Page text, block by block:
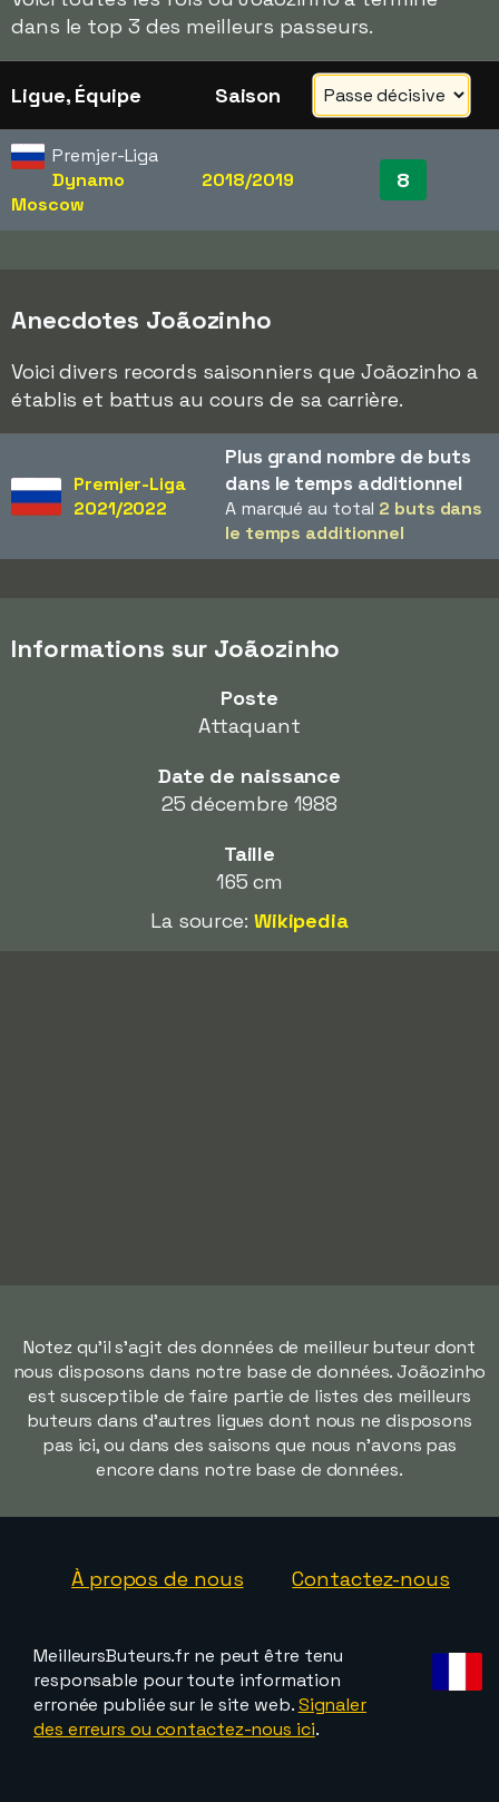
dans le top 3 des meilleurs passeurs.
Ligue, Équipe Saison
Premjer-Liga
Dynamo
Moscow
2018/2019 8
Anecdotes Joãozinho
Voici divers records saisonniers que Joãozinho a
établis et battus au cours de sa carrière.
Premjer-Liga
2021/2022
Plus grand nombre de buts
dans le temps additionnel
A marqué au total 2 buts dans
le temps additionnel
Informations sur Joãozinho
Poste
Attaquant
Date de naissance
25 décembre 1988
Taille
165 cm
La source: Wikipedia
Notez qu'il s'agit des données de meilleur buteur dont
nous disposons dans notre base de données. Joãozinho
est susceptible de faire partie de listes des meilleurs
buteurs dans d'autres ligues dont nous ne disposons
pas ici, ou dans des saisons que nous n'avons pas
encore dans notre base de données.
À propos de nous Contactez-nous
MeilleursButeurs.fr ne peut être tenu
responsable pour toute information
erronée publiée sur le site web.Signaler
des erreurs ou contactez-nous ici.